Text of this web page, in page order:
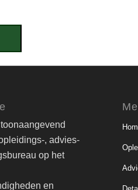
, advies-
op het
en